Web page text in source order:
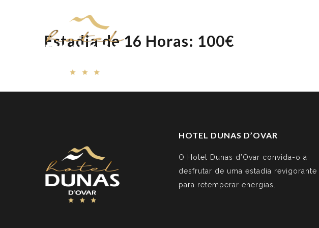
Estadia de 16 Horas: 100€
HOTEL DUNAS D’OVAR
O Hotel Dunas d’Ovar convida-o a
desfrutar de uma estadia revigorante
para retemperar energias.